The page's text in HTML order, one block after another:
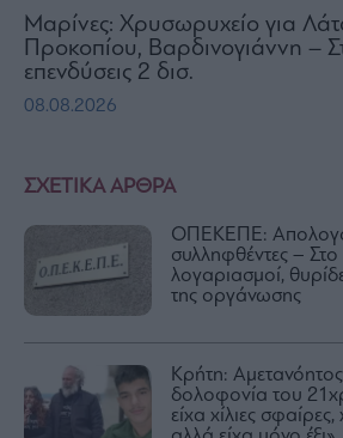
ΣΧΕΤΙΚΑ ΑΡΘΡΑ
ΟΠΕΚΕΠΕ:
συλληφθέντες –
λογαριασμοί,
της οργάνωσης
Κρήτη:
δολοφονία του
είχα χίλιες
Μαρίνες: Χρυσωρυχείο για
Προκοπίου, Βαρδινογιάννη –
επενδύσεις 2 δισ.
08.08.2026